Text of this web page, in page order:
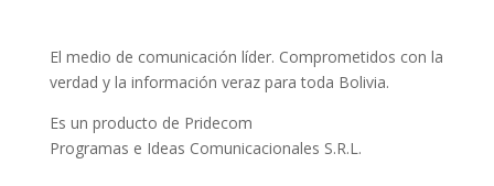
El medio de comunicación líder. Comprometidos con la
verdad y la información veraz para toda Bolivia.
Es un producto de Pridecom
Programas e Ideas Comunicacionales S.R.L.